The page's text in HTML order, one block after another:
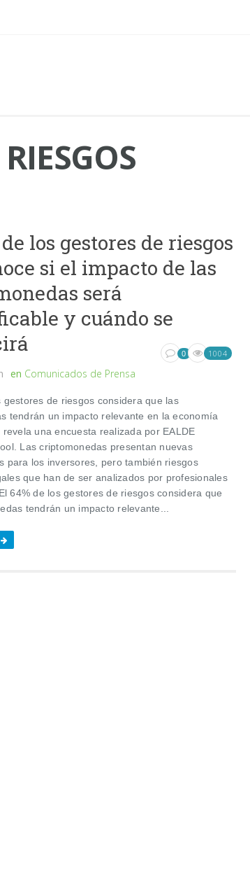
los gestores de riesgos
si el impacto de las
será
y cuándo se
en Comunicados de Prensa
0 1004
gestores de riesgos considera que las
tendrán un impacto relevante en la economía
una encuesta realizada por EALDE
Las criptomonedas presentan nuevas
para los inversores, pero también riesgos
que han de ser analizados por profesionales
64% de los gestores de riesgos considera que
tendrán un impacto relevante...